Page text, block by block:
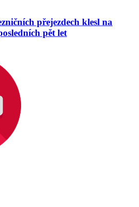
přejezdech klesl na
pět let